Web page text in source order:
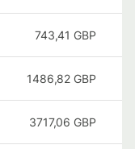
743,41 GBP
1486,82 GBP
3717,06 GBP